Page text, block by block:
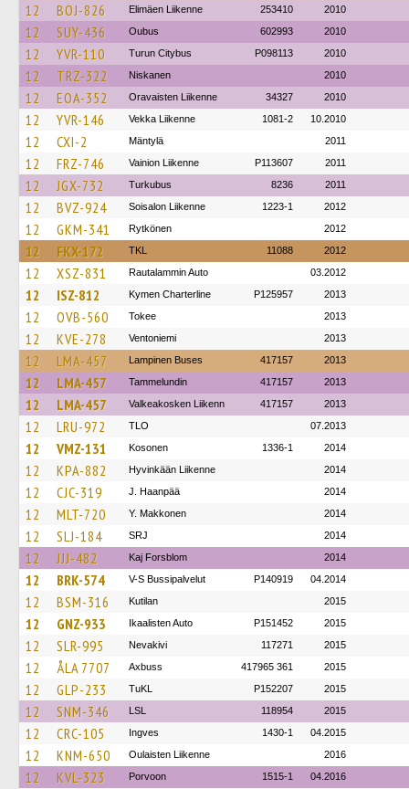
12 BOJ-826 Elimäen Liikenne 253410 2010
12 SUY-436 Oubus 602993 2010
12 YVR-110 Turun Citybus P098113 2010
12 TRZ-322 Niskanen 2010
12 EOA-352 Oravaisten Liikenne 34327 2010
12 YVR-146 Vekka Liikenne 1081-2 10.2010
12 CXI-2 Mäntylä 2011
12 FRZ-746 Vainion Liikenne P113607 2011
12 JGX-732 Turkubus 8236 2011
12 BVZ-924 Soisalon Liikenne 1223-1 2012
12 GKM-341 Rytkönen 2012
12 FKX-172 TKL 11088 2012
12 XSZ-831 Rautalammin Auto 03.2012
12 ISZ-812 Kymen Charterline P125957 2013
12 OVB-560 Tokee 2013
12 KVE-278 Ventoniemi 2013
12 LMA-457 Lampinen Buses 417157 2013
12 LMA-457 Tammelundin 417157 2013
12 LMA-457 Valkeakosken Liikenn 417157 2013
12 LRU-972 TLO 07.2013
12 VMZ-131 Kosonen 1336-1 2014
12 KPA-882 Hyvinkään Liikenne 2014
12 CJC-319 J. Haanpää 2014
12 MLT-720 Y. Makkonen 2014
12 SLJ-184 SRJ 2014
12 JJJ-482 Kaj Forsblom 2014
12 BRK-574 V-S Bussipalvelut P140919 04.2014
12 BSM-316 Kutilan 2015
12 GNZ-933 Ikaalisten Auto P151452 2015
12 SLR-995 Nevakivi 117271 2015
12 ÅLA 7707 Axbuss 417965 361 2015
12 GLP-233 TuKL P152207 2015
12 SNM-346 LSL 118954 2015
12 CRC-105 Ingves 1430-1 04.2015
12 KNM-650 Oulaisten Liikenne 2016
12 KVL-323 Porvoon 1515-1 04.2016